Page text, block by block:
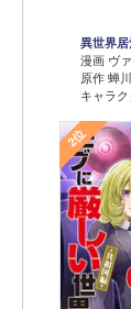
異世界
漫画 ヴ
原作 蝉
キャラ
2位